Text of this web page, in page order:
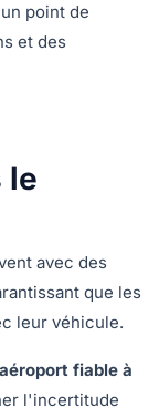
point de
et des
le
avec des
que les
leur véhicule.
fiable à
l'incertitude